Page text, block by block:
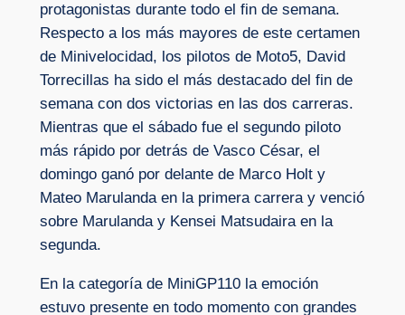
protagonistas durante todo el fin de semana.
Respecto a los más mayores de este certamen
de Minivelocidad, los pilotos de Moto5, David
Torrecillas ha sido el más destacado del fin de
semana con dos victorias en las dos carreras.
Mientras que el sábado fue el segundo piloto
más rápido por detrás de Vasco César, el
domingo ganó por delante de Marco Holt y
Mateo Marulanda en la primera carrera y venció
sobre Marulanda y Kensei Matsudaira en la
segunda.
En la categoría de MiniGP110 la emoción
estuvo presente en todo momento con grandes